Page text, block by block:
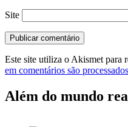
Site
Este site utiliza o Akismet para
em comentários são processados
Além do mundo